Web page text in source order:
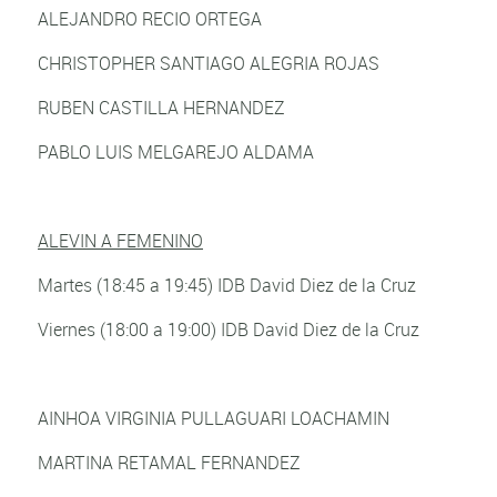
ALEJANDRO RECIO ORTEGA
CHRISTOPHER SANTIAGO ALEGRIA ROJAS
RUBEN CASTILLA HERNANDEZ
PABLO LUIS MELGAREJO ALDAMA
ALEVIN A FEMENINO
Martes (18:45 a 19:45) IDB David Diez de la Cruz
Viernes (18:00 a 19:00) IDB David Diez de la Cruz
AINHOA VIRGINIA PULLAGUARI LOACHAMIN
MARTINA RETAMAL FERNANDEZ